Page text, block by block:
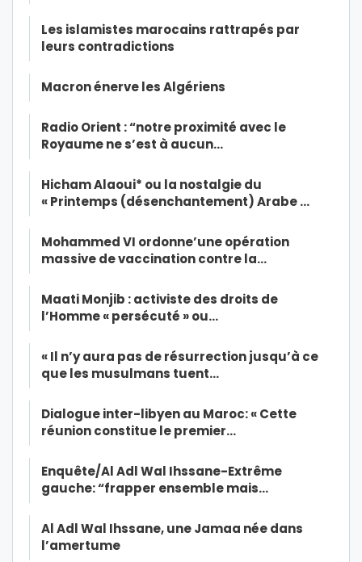
Les islamistes marocains rattrapés par
leurs contradictions
Macron énerve les Algériens
Radio Orient : “notre proximité avec le
Royaume ne s’est à aucun…
Hicham Alaoui* ou la nostalgie du
« Printemps (désenchantement) Arabe …
Mohammed VI ordonne’une opération
massive de vaccination contre la…
Maati Monjib : activiste des droits de
l’Homme « persécuté » ou…
« Il n’y aura pas de résurrection jusqu’à ce
que les musulmans tuent…
Dialogue inter-libyen au Maroc: « Cette
réunion constitue le premier…
Enquête/Al Adl Wal Ihssane-Extrême
gauche: “frapper ensemble mais…
Al Adl Wal Ihssane, une Jamaa née dans
l’amertume